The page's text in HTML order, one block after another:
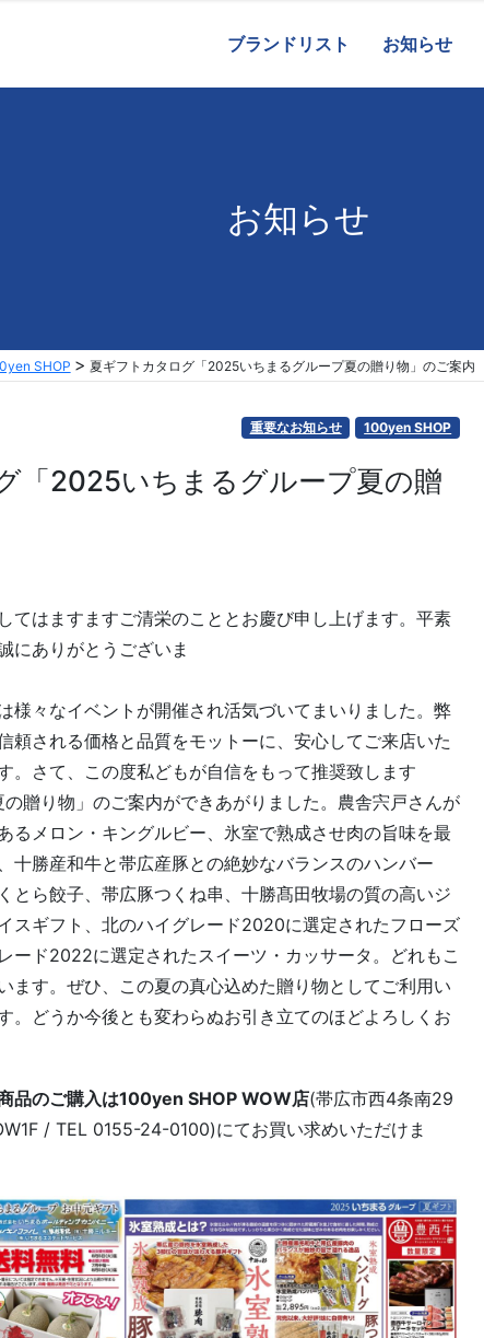
ブランドリスト お知らせ
お知らせ
SHOP 夏ギフトカタログ「2025いちまるグループ夏の贈り物」のご案内
100yen SHOP
重要なお知らせ
「2025いちまるグループ夏の贈
はますますご清栄のこととお慶び申し上げます。平素
にありがとうございま
。
ントが開催され活気づいてまいりました。弊
頼される価格と品質をモットーに、安心してご来店いた
。さて、この度私どもが自信をもって推奨致します
の贈り物」のご案内ができあがりました。農舎宍戸さんが
るメロン・キングルビー、氷室で熟成させ肉の旨味を最
十勝産和牛と帯広産豚との絶妙なバランスのハンバー
とら餃子、帯広豚つくね串、十勝髙田牧場の質の高いジ
スギフト、北のハイグレード2020に選定されたフローズ
ード2022に選定されたスイーツ・カッサータ。どれもこ
ます。ぜひ、この夏の真心込めた贈り物としてご利用い
。どうか今後とも変わらぬお引き立てのほどよろしくお
品のご購入は100yen SHOP WOW店(帯広市西4条南29
/ TEL 0155-24-0100)にてお買い求めいただけま